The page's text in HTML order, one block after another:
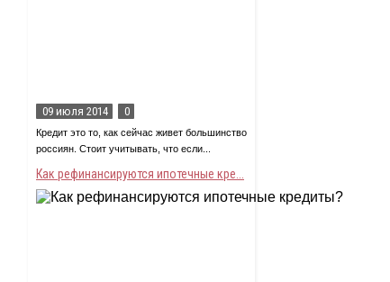
09 июля 2014 0
Кредит это то, как сейчас живет большинство
россиян. Стоит учитывать, что если...
Как рефинансируются ипотечные кре...